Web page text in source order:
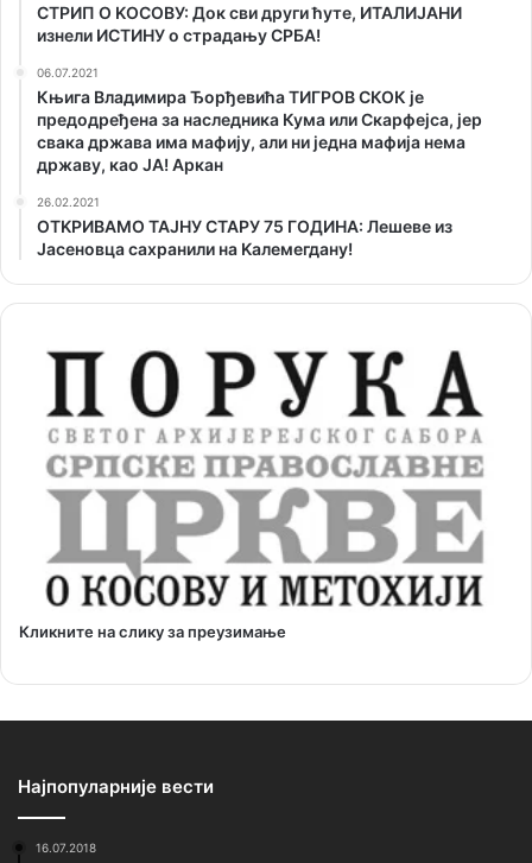
СТРИП О KОСОВУ: Док сви други ћуте, ИТАЛИЈАНИ
изнели ИСТИНУ о страдању СРБА!
06.07.2021
Књига Владимира Ђорђевића ТИГРОВ СКОК је
предодређена за наследника Кума или Скарфејса, јер
свака држава има мафију, али ни једна мафија нема
државу, као ЈА! Аркан
26.02.2021
ОТKРИВАМО ТАЈНУ СТАРУ 75 ГОДИНА: Лешеве из
Јасеновца сахранили на Kалемегдану!
Кликните на слику за преузимање
Најпопуларније вести
16.07.2018